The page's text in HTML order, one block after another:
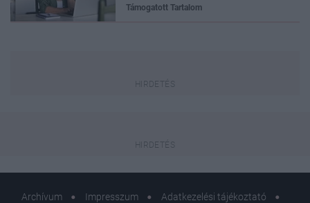
Támogatott Tartalom
Archívum Impresszum
Adatkezelési tájékoztató